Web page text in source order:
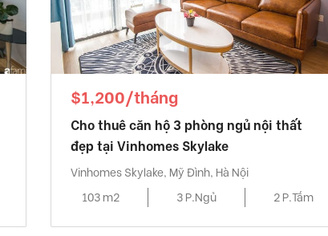
$1,200/tháng
Cho thuê căn hộ 3 phòng ngủ nội thất
đẹp tại Vinhomes Skylake
Vinhomes Skylake, Mỹ Đình, Hà Nội
103 m2
3 P.Ngủ 2 P.Tắm